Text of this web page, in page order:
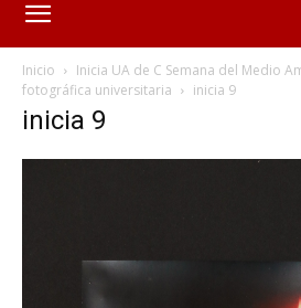
Inicio
Inicia UA de C Semana del Medio
fotográfica universitaria
inicia 9
inicia 9